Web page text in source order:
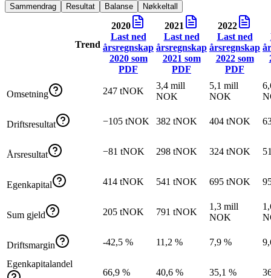
Sammendrag Resultat Balanse Nøkkeltall
Trend
2020
Last ned
årsregnskap
2020som
PDF
2021
Last ned
årsregnskap
2021 som
PDF
2022
Last ned
årsregnskap
2022som
PDF
Omsetning 247 tNOK
3,4 mill
NOK
5,1 mill
NOK
Driftsresultat −105 tNOK 382 tNOK 404 tNOK
Årsresultat −81 tNOK 298 tNOK 324 tNOK
Egenkapital 414 tNOK 541 tNOK 695 tNOK
Sum gjeld 205 tNOK 791 tNOK
1,3 mill
NOK
Driftsmargin -42,5 % 11,2 % 7,9 %
Egenkapitalandel
66,9 %
40,6 % 35,1 %